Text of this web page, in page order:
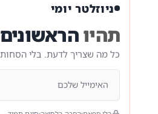
ניוזלטר יומי
תהיו
כל מה שצריך לדעת. בלי